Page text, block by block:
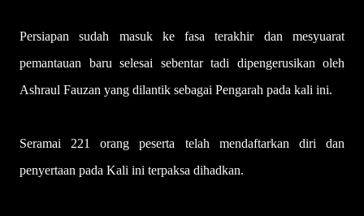
Persiapan sudah masuk ke fasa terakhir dan mesyuarat
pemantauan baru selesai sebentar tadi dipengerusikan oleh
Ashraul Fauzan yang dilantik sebagai Pengarah pada kali ini.
Seramai 221 orang peserta telah mendaftarkan diri dan
penyertaan pada Kali ini terpaksa dihadkan.